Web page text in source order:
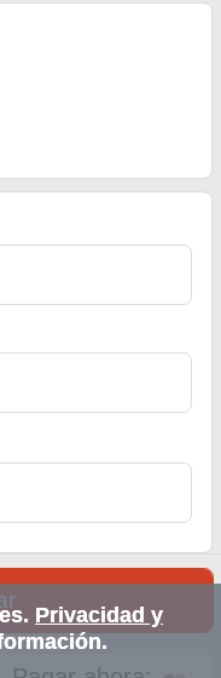
Privacidad y